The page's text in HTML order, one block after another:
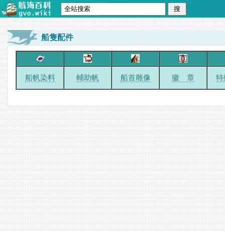
船隻配件
船帆染料 輔助帆 船首雕像 徽 章 特